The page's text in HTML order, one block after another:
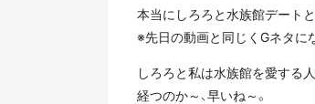
本当にしろろと水族館デートと
※先日の動画と同じくGネタにな
しろろと私は水族館を愛する
経つのか～、早いね～。